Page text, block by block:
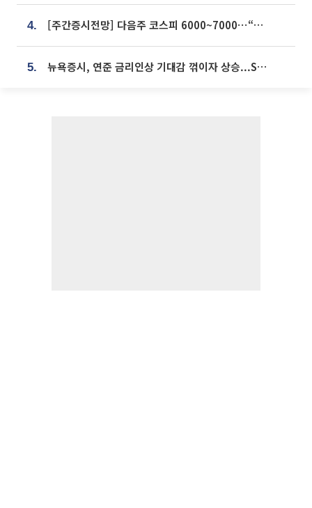
4. [주간증시전망] 다음주 코스피 6000~7000⋯“外人 수급은 정책이 변수”
5. 뉴욕증시, 연준 금리인상 기대감 꺾이자 상승...S&P500 사상 최고치 [종합]